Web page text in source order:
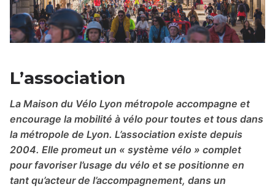
L’association
La Maison du Vélo Lyon métropole accompagne et
encourage la mobilité à vélo pour toutes et tous dans
la métropole de Lyon. L’association existe depuis
2004. Elle promeut un « système vélo » complet
pour favoriser l’usage du vélo et se positionne en
tant qu’acteur de l’accompagnement, dans un